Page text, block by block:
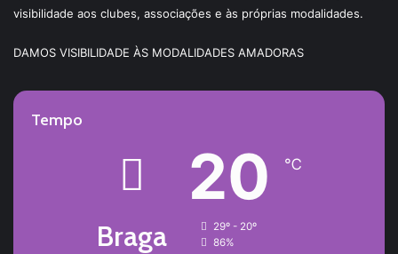
visibilidade aos clubes, associações e às próprias modalidades.
DAMOS VISIBILIDADE ÀS MODALIDADES AMADORAS
Tempo
Braga
20 ℃
29º - 20º
86%